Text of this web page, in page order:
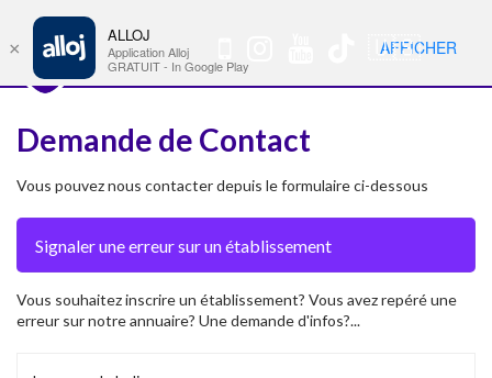
🇺🇸 Nav
Demande de Contact
Vous pouvez nous contacter depuis le formulaire ci-dessous
Vous souhaitez inscrire un établissement? Vous avez repéré une
erreur sur notre annuaire? Une demande d'infos?...
×
ALLOJ
Application Alloj
GRATUIT - In Google Play
AFFICHER